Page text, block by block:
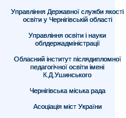
Управління Державної служби якості
освіти у Чернігівській області
Управління освіти і науки
облдержадміністрації
Обласний інститут післядипломної
педагогічної освіти імені
К.Д.Ушинського
Чернігівська міська рада
Асоціація міст України